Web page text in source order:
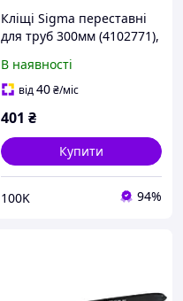
Кліщі Sigma переставні
для труб 300мм (4102771),
частині
В наявності
від40₴/міс
401 ₴
Купити
100K 94%